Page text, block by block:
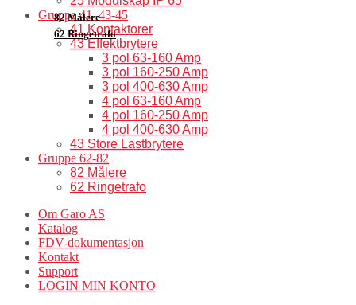
82 Målere
62 Ringetrafo
Gruppe 41–43-45
41 Kontaktorer
43 Effektbrytere
3 pol 63-160 Amp
3 pol 160-250 Amp
3 pol 400-630 Amp
4 pol 63-160 Amp
4 pol 160-250 Amp
4 pol 400-630 Amp
43 Store Lastbrytere
Gruppe 62-82
82 Målere
62 Ringetrafo
Om Garo AS
Katalog
FDV-dokumentasjon
Kontakt
Support
LOGIN MIN KONTO